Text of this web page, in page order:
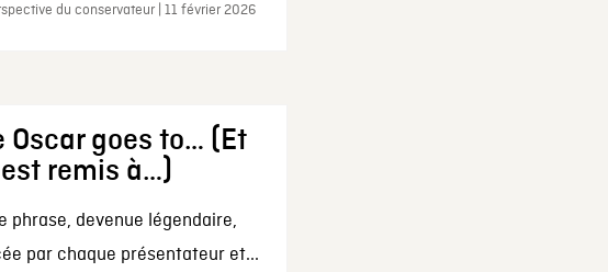
du conservateur | 11 février 2026
Oscar goes to… (Et
est remis à…)
phrase, devenue légendaire,
par chaque présentateur et...